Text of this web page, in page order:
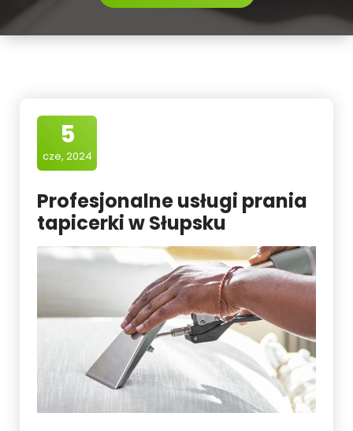
5
cze, 2024
Profesjonalne usługi prania
tapicerki w Słupsku